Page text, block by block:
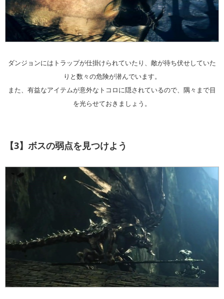
ダンジョンにはトラップが仕掛けられていたり、敵が待ち伏せしていた
りと数々の危険が潜んでいます。
また、有益なアイテムが意外なトコロに隠されているので、隅々まで目
を光らせておきましょう。
【3】ボスの弱点を見つけよう